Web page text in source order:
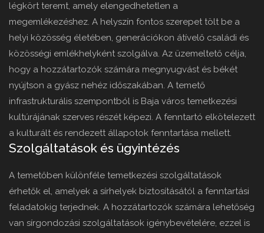
légkört teremt, amely elengedhetetlen a
megemlékezéshez. A helyszín fontos szerepet tölt be a
helyi közösség életében, generációkon átívelő családi és
közösségi emlékhelyként szolgálva. Az üzemeltető célja,
hogy a hozzátartozók számára megnyugvást és békét
nyújtson a gyász nehéz időszakában. A temető
infrastrukturális szempontból is Baja város temetkezési
kultúrájának szerves részét képezi. A fenntartó elkötelezett
a kulturált és rendezett állapotok fenntartása mellett.
Szolgáltatások és ügyintézés
A temetőben különféle temetkezési szolgáltatások
érhetők el, amelyek a sírhelyek biztosításától a fenntartási
feladatokig terjednek. A hozzátartozók számára lehetőség
van sírgondozási szolgáltatások igénybevételére, ezzel is